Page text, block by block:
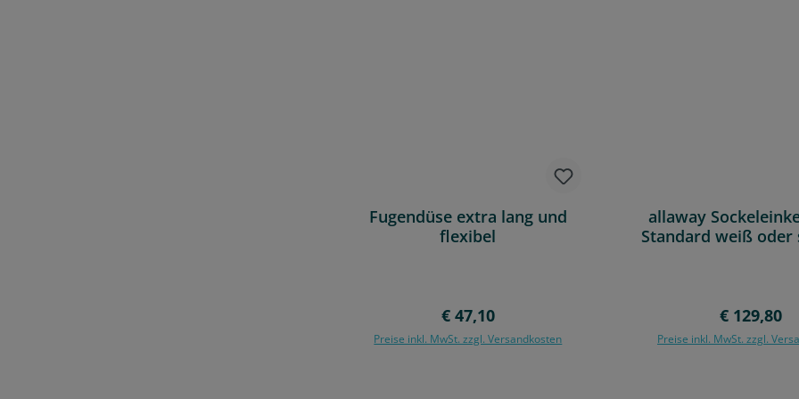
Fugendüse extra lang und
flexibel
Regulärer Preis:
€ 47,10
Preise inkl. MwSt. zzgl. Versandkosten
allaway
Standard weiß oder
Regulärer
€ 129,80
Preise inkl. MwSt. zzgl.